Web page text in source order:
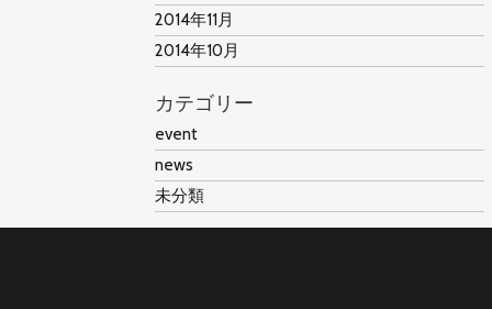
2014年11月
2014年10月
カテゴリー
event
news
未分類